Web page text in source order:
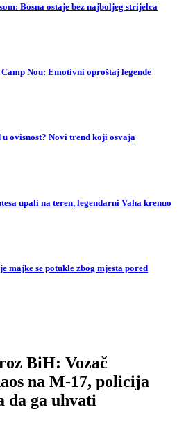
Bosna ostaje bez najboljeg strijelca
Nou: Emotivni oproštaj legende
ovisnost? Novi trend koji osvaja
upali na teren, legendarni Vaha krenuo
majke se potukle zbog mjesta pored
BiH: Vozač
na M-17, policija
da ga uhvati